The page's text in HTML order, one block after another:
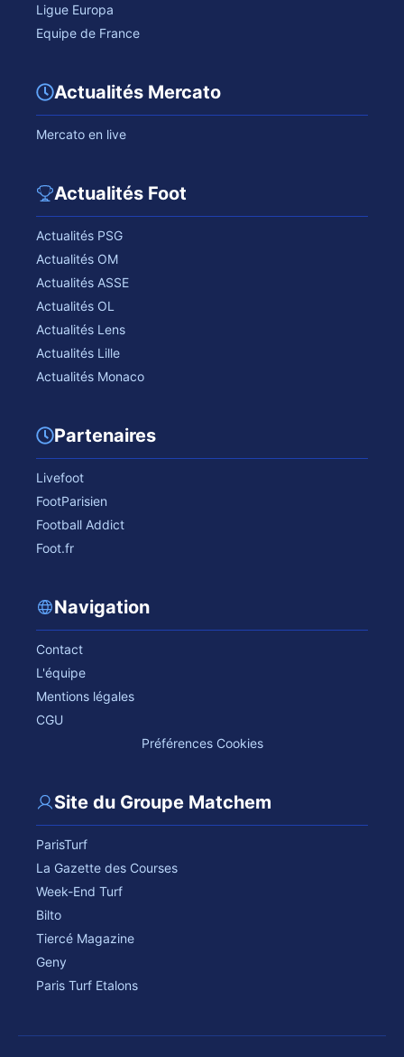
Ligue Europa
Equipe de France
Actualités Mercato
Mercato en live
Actualités Foot
Actualités PSG
Actualités OM
Actualités ASSE
Actualités OL
Actualités Lens
Actualités Lille
Actualités Monaco
Partenaires
Livefoot
FootParisien
Football Addict
Foot.fr
Navigation
Contact
L'équipe
Mentions légales
CGU
Préférences Cookies
Site du Groupe Matchem
ParisTurf
La Gazette des Courses
Week-End Turf
Bilto
Tiercé Magazine
Geny
Paris Turf Etalons